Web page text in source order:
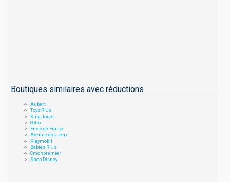
Boutiques similaires avec réductions
Aubert
Toys R Us
King-Jouet
Oclio
Envie de Fraise
Avenue des Jeux
Playmobil
Babies R Us
Cmonpremier
Shop Disney